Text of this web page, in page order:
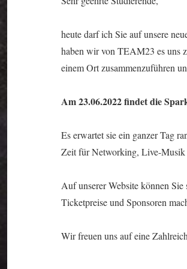
heute darf ich Sie auf unsere
haben wir von TEAM23 es uns
einem Ort zusammenzuführen
Am 23.06.2022 findet die
Es erwartet sie ein ganzer Tag
Zeit für Networking, Live-Musik
Auf unserer Website können
Ticketpreise und Sponsoren
Wir freuen uns auf eine